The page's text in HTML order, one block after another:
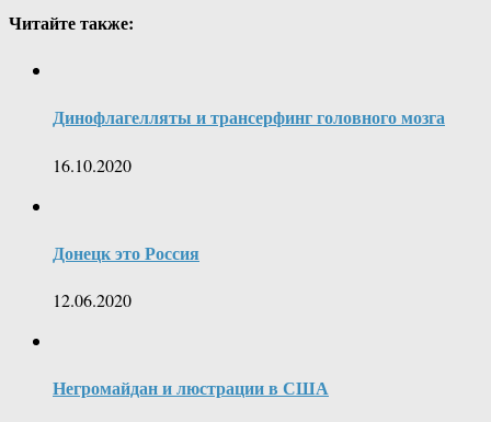
Читайте также:
Динофлагелляты и трансерфинг головного мозга
16.10.2020
Донецк это Россия
12.06.2020
Негромайдан и люстрации в США